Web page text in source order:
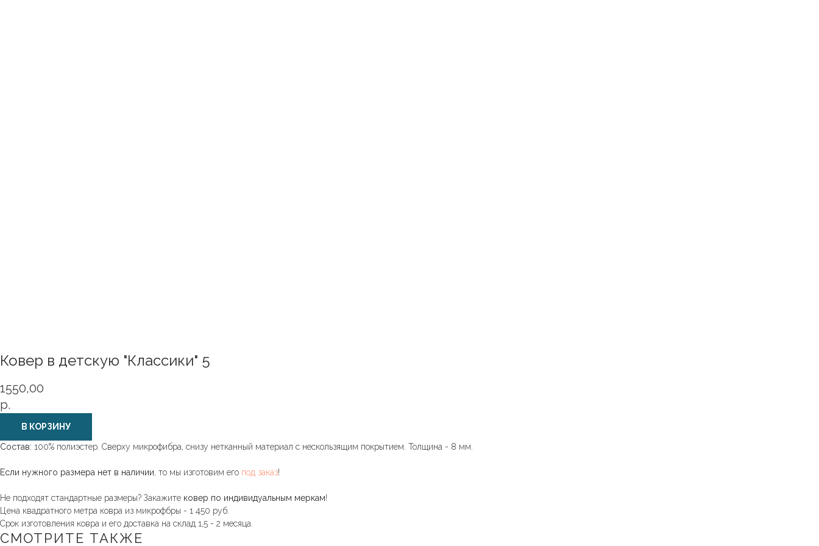
Ковер в детскую "Классики" 5
1550,00
р.
В КОРЗИНУ
Состав: 100% полиэстер. Сверху микрофибра, снизу нетканный материал с нескользящим покрытием. Толщина - 8 мм.
Если нужного размера нет в наличии, то мы изготовим его под заказ!
Не подходят стандартные размеры? Закажите ковер по индивидуальным меркам!
Цена квадратного метра ковра из микрофбры - 1 450 руб.
Срок изготовления ковра и его доставка на склад 1,5 - 2 месяца.
СМОТРИТЕ ТАКЖЕ